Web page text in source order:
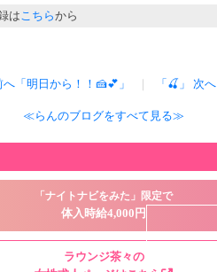
はこちらから
へ「明日から！！🍰💕」 「🍒」 次へ
≪らんのブログをすべて見る≫
「ナイトナビをみた」限定で
体入時給4,000円
ラウンジ茶々の